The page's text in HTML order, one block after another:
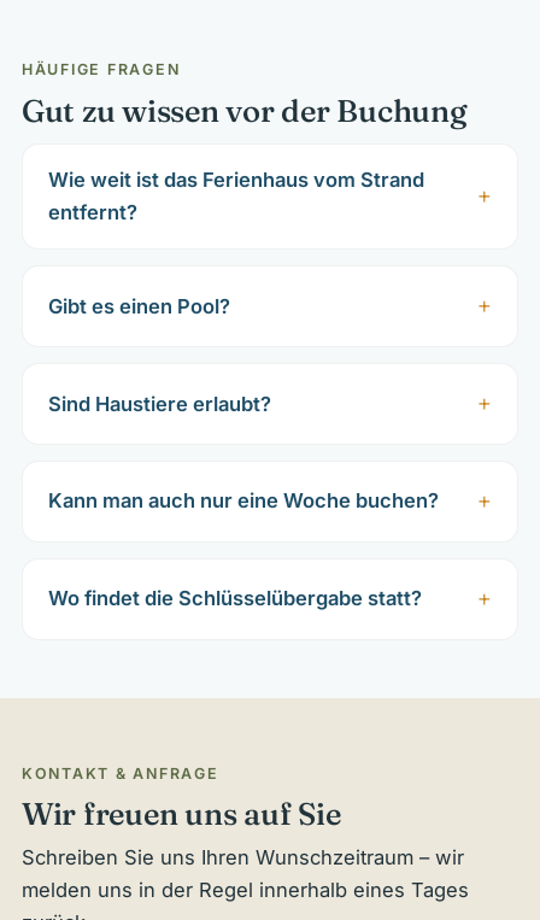
HÄUFIGE FRAGEN
Gut zu wissen vor der Buchung
Wie weit ist das Ferienhaus vom Strand
entfernt?
Gibt es einen Pool?
Sind Haustiere erlaubt?
Kann man auch nur eine Woche buchen?
Wo findet die Schlüsselübergabe statt?
KONTAKT & ANFRAGE
Wir freuen uns auf Sie
Schreiben Sie uns Ihren Wunschzeitraum – wir
melden uns in der Regel innerhalb eines Tages